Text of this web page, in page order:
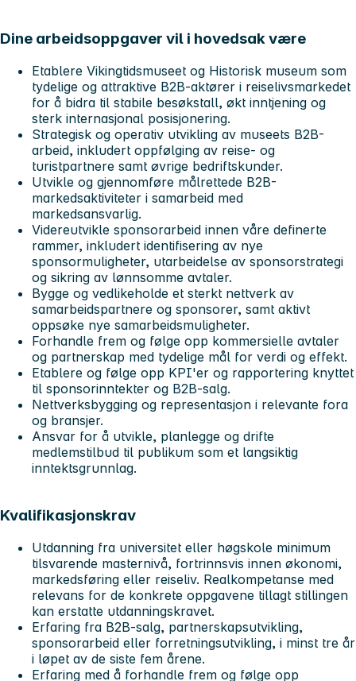
Dine arbeidsoppgaver vil i hovedsak være
Etablere Vikingtidsmuseet og Historisk museum som
tydelige og attraktive B2B-aktører i reiselivsmarkedet
for å bidra til stabile besøkstall, økt inntjening og
sterk internasjonal posisjonering.
Strategisk og operativ utvikling av museets B2B-
arbeid, inkludert oppfølging av reise- og
turistpartnere samt øvrige bedriftskunder.
Utvikle og gjennomføre målrettede B2B-
markedsaktiviteter i samarbeid med
markedsansvarlig.
Videreutvikle sponsorarbeid innen våre definerte
rammer, inkludert identifisering av nye
sponsormuligheter, utarbeidelse av sponsorstrategi
og sikring av lønnsomme avtaler.
Bygge og vedlikeholde et sterkt nettverk av
samarbeidspartnere og sponsorer, samt aktivt
oppsøke nye samarbeidsmuligheter.
Forhandle frem og følge opp kommersielle avtaler
og partnerskap med tydelige mål for verdi og effekt.
Etablere og følge opp KPI'er og rapportering knyttet
til sponsorinntekter og B2B-salg.
Nettverksbygging og representasjon i relevante fora
og bransjer.
Ansvar for å utvikle, planlegge og drifte
medlemstilbud til publikum som et langsiktig
inntektsgrunnlag.
Kvalifikasjonskrav
Utdanning fra universitet eller høgskole minimum
tilsvarende masternivå, fortrinnsvis innen økonomi,
markedsføring eller reiseliv. Realkompetanse med
relevans for de konkrete oppgavene tillagt stillingen
kan erstatte utdanningskravet.
Erfaring fra B2B-salg, partnerskapsutvikling,
sponsorarbeid eller forretningsutvikling, i minst tre år
i løpet av de siste fem årene.
Erfaring med å forhandle frem og følge opp